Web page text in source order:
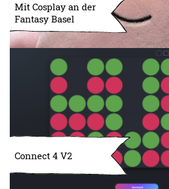
Mit Cosplay an der
Fantasy Basel
Connect 4 V2